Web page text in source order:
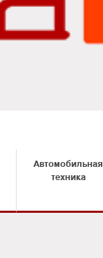
Автомобильная
техника